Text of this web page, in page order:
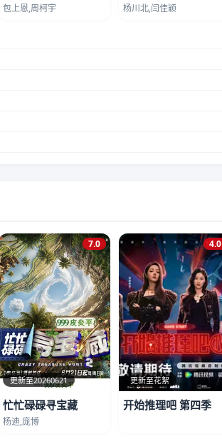
包上恩,周柯宇 杨川北,闫佳颖
更新至20260621
7.0
忙忙碌碌寻宝藏
杨迪,庞博
更新至花絮
4.0
开始推理吧 第四季